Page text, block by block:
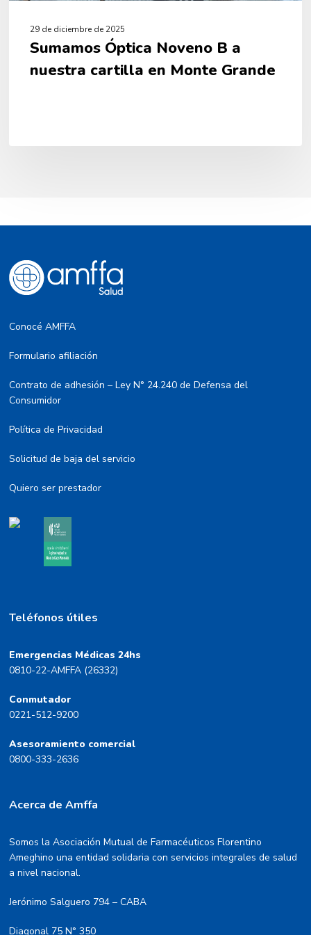
29 de diciembre de 2025
Sumamos Óptica Noveno B a
nuestra cartilla en Monte Grande
Conocé AMFFA
Formulario afiliación
Contrato de adhesión – Ley N° 24.240 de Defensa del
Consumidor
Política de Privacidad
Solicitud de baja del servicio
Quiero ser prestador
Teléfonos útiles
Emergencias Médicas 24hs
0810-22-AMFFA (26332)
Conmutador
0221-512-9200
Asesoramiento comercial
0800-333-2636
Acerca de Amffa
Somos la Asociación Mutual de Farmacéuticos Florentino
Ameghino una entidad solidaria con servicios integrales de salud
a nivel nacional.
Jerónimo Salguero 794 – CABA
Diagonal 75 N° 350